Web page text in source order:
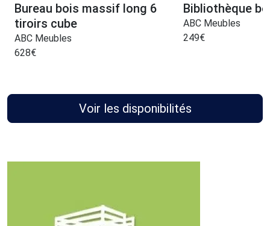
Bureau bois massif long 6
tiroirs cube
ABC Meubles
628€
Bibliothèque
ABC Meubles
249€
Voir les disponibilités